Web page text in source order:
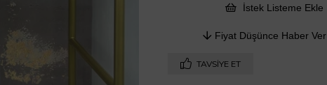
İstek Listeme Ekle
Fiyat Düşünce Haber Ver
TAVSIYE ET